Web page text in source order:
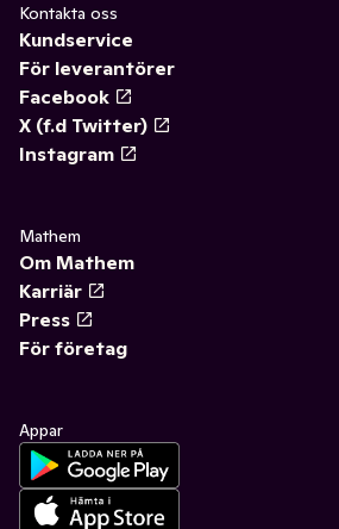
Kontakta oss
Kundservice
För leverantörer
Facebook
X (f.d Twitter)
Instagram
Mathem
Om Mathem
Karriär
Press
För företag
Appar